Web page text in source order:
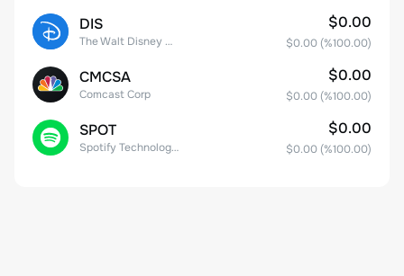
DIS
The Walt Disney Company
$0.00
$0.00 (%100.00)
CMCSA
Comcast Corp
$0.00
$0.00 (%100.00)
SPOT
Spotify Technology S.A.
$0.00
$0.00 (%100.00)